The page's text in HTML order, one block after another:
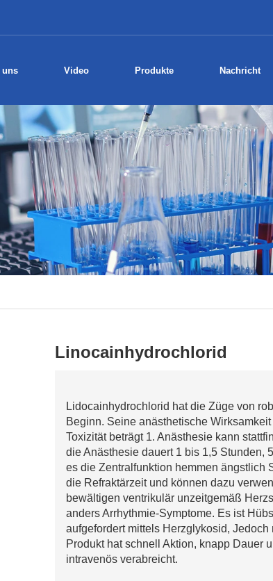
uns Video Produkte Nachricht
Linocainhydrochlorid
Lidocainhydrochlorid hat die Züge von
Beginn. Seine anästhetische
Toxizität beträgt 1. Anästhesie kann
die Anästhesie dauert 1 bis 1,5 Stunden,
es die Zentralfunktion hemmen ängstlich
die Refraktärzeit und können dazu
bewältigen ventrikulär unzeitgemäß
anders Arrhythmie-Symptome. Es ist
aufgefordert mittels Herzglykosid,
Produkt hat schnell Aktion, knapp Dauer
intravenös verabreicht.